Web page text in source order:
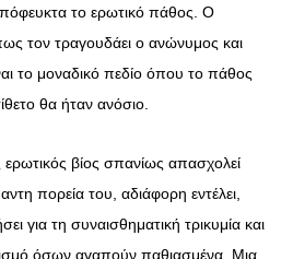
το ερωτικό πάθος. Ο
τον τραγουδάει ο ανώνυμος και
το μοναδικό πεδίο όπου το πάθος
θα ήταν ανόσιο.
βίος σπανίως απασχολεί
πορεία του, αδιάφορη εντέλει,
για τη συναισθηματική τρικυμία και
όσων αγαπούν παθιασμένα. Μια